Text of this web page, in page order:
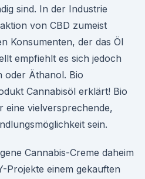
sind. In der Industrie
von CBD zumeist
Konsumenten, der das Öl
empfiehlt es sich jedoch
oder Äthanol. Bio
Cannabisöl erklärt! Bio
eine vielversprechende,
sein.
Cannabis-Creme daheim
Projekte einem gekauften